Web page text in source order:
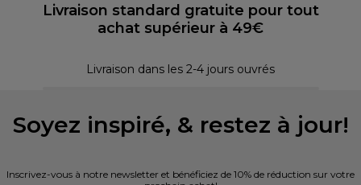
Livraison standard gratuite pour tout
achat supérieur à 49€
Livraison dans les 2-4 jours ouvrés
Soyez inspiré, & restez à jour!
Inscrivez-vous à notre newsletter et bénéficiez de 10% de réduction sur votre